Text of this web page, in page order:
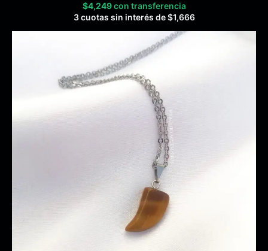
$4,249 con transferencia
3 cuotas sin interés de$1,666